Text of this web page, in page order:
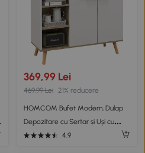
369,99 Lei
469,99 Lei 21% reducere
HOMCOM Bufet Modern, Dulap
Depozitare cu Sertar și Uși cu
Închidere cu Amortizare, 3
4.9